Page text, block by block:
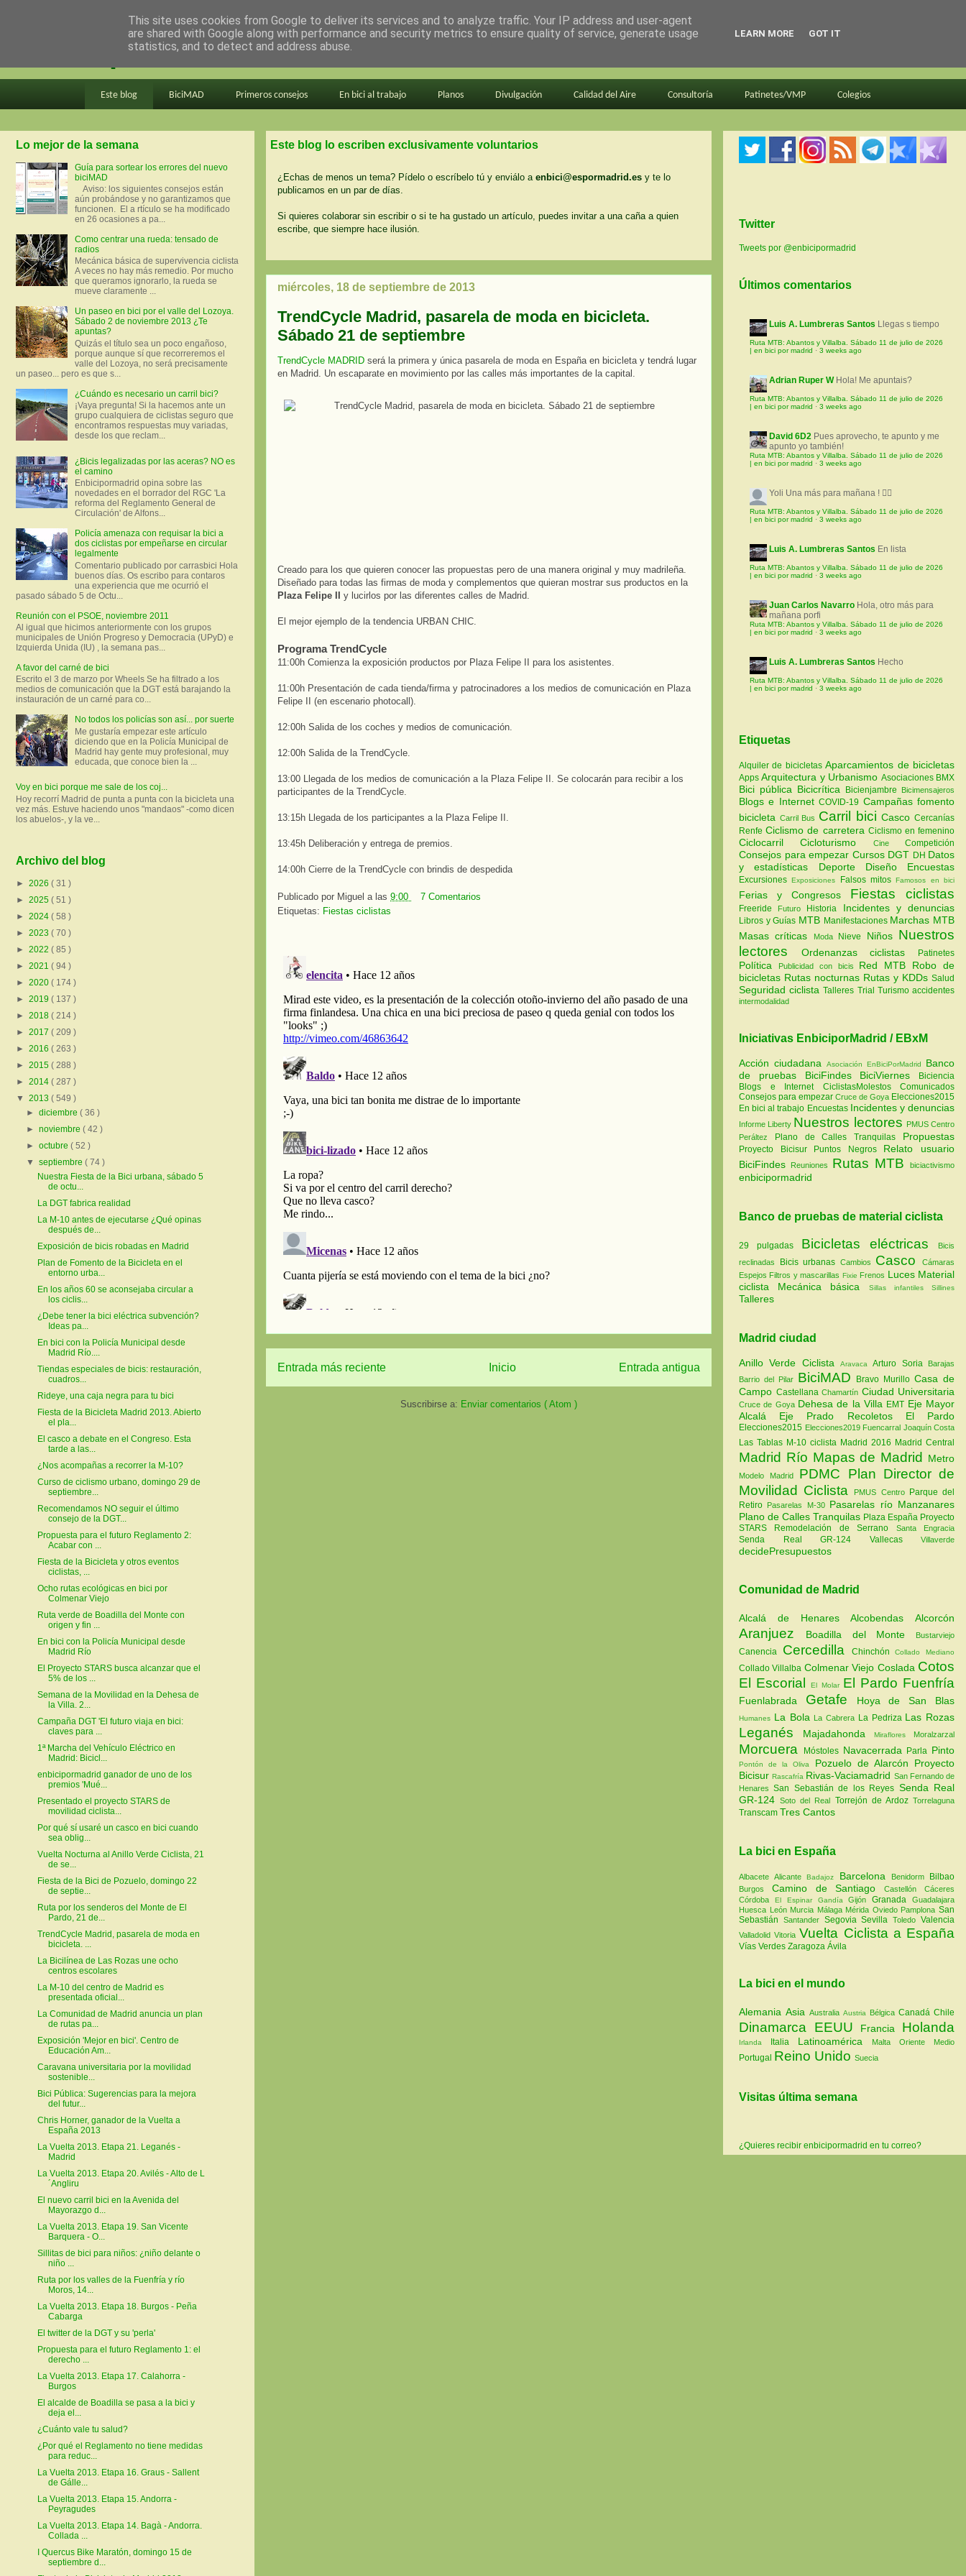
en bici por madrid
Este blog BiciMAD Primeros consejos En bici al trabajo Planos Divulgación Calidad del Aire Consultoría Patinetes/VMP Colegios
Este blog lo escriben exclusivamente voluntarios
¿Echas de menos un tema? Pídelo o escríbelo tú y enviálo a enbici@espormadrid.es y te lo
publicamos en un par de días.
Si quieres colaborar sin escribir o si te ha gustado un artículo, puedes invitar a una caña a quien
escribe, que siempre hace ilusión.
miércoles, 18 de septiembre de 2013
TrendCycle Madrid, pasarela de moda en bicicleta.
Sábado 21 de septiembre
TrendCycle MADRID será la primera y única pasarela de moda en España en bicicleta y tendrá lugar
en Madrid. Un escaparate en movimiento por las calles más importantes de la capital.
Creado para los que quieren conocer las propuestas pero de una manera original y muy madrileña.
Diseñado para todas las firmas de moda y complementos que quieran mostrar sus productos en la
Plaza Felipe II y lucirlos por las diferentes calles de Madrid.
El mejor ejemplo de la tendencia URBAN CHIC.
Programa TrendCycle
11:00h Comienza la exposición productos por Plaza Felipe II para los asistentes.
11:00h Presentación de cada tienda/firma y patrocinadores a los medios de comunicación en Plaza
Felipe II (en escenario photocall).
12:00h Salida de los coches y medios de comunicación.
12:00h Salida de la TrendCycle.
13:00 Llegada de los medios de comunicación a la Plaza Felipe II. Se colocarán para recibir a los
participantes de la TrendCycle.
13:15h Llegada de los participantes a la Plaza Felipe II.
13:45h Deliberación y entrega de premios.
14:00h Cierre de la TrendCycle con brindis de despedida
Publicado por Miguel a las 9:00
7 Comentarios
Etiquetas: Fiestas ciclistas
Entrada más reciente Entrada antigua
Inicio
Suscribirse a: Enviar comentarios ( Atom )
Lo mejor de la semana
Guía para sortear los errores del nuevo
biciMAD
Aviso: los siguientes consejos están
aún probándose y no garantizamos que
funcionen. El a rtículo se ha modificado
en 26 ocasiones a pa...
Como centrar una rueda: tensado de
radios
Mecánica básica de supervivencia ciclista
A veces no hay más remedio. Por mucho
que queramos ignorarlo, la rueda se
mueve claramente ...
Un paseo en bici por el valle del Lozoya.
Sábado 2 de noviembre 2013 ¿Te
apuntas?
Quizás el título sea un poco engañoso,
porque aunque sí que recorreremos el
valle del Lozoya, no será precisamente
un paseo... pero es que s...
¿Cuándo es necesario un carril bici?
¡Vaya pregunta! Si la hacemos ante un
grupo cualquiera de ciclistas seguro que
encontramos respuestas muy variadas,
desde los que reclam...
¿Bicis legalizadas por las aceras? NO es
el camino
Enbicipormadrid opina sobre las
novedades en el borrador del RGC 'La
reforma del Reglamento General de
Circulación' de Alfons...
Policía amenaza con requisar la bici a
dos ciclistas por empeñarse en circular
legalmente
Comentario publicado por carrasbici Hola
buenos días. Os escribo para contaros
una experiencia que me ocurrió el
pasado sábado 5 de Octu...
Reunión con el PSOE, noviembre 2011
Al igual que hicimos anteriormente con los grupos
municipales de Unión Progreso y Democracia (UPyD) e
Izquierda Unida (IU) , la semana pas...
A favor del carné de bici
Escrito el 3 de marzo por Wheels Se ha filtrado a los
medios de comunicación que la DGT está barajando la
instauración de un carné para co...
No todos los policías son así... por suerte
Me gustaría empezar este artículo
diciendo que en la Policía Municipal de
Madrid hay gente muy profesional, muy
educada, que conoce bien la ...
Voy en bici porque me sale de los coj...
Hoy recorrí Madrid de punta a punta con la bicicleta una
vez más. Estuve haciendo unos "mandaos" -como dicen
los abuelos-, y la ve...
Archivo del blog
► 2026 ( 31 )
► 2025 ( 51 )
► 2024 ( 58 )
► 2023 ( 70 )
► 2022 ( 85 )
► 2021 ( 94 )
► 2020 ( 174 )
► 2019 ( 137 )
► 2018 ( 214 )
► 2017 ( 209 )
► 2016 ( 263 )
► 2015 ( 288 )
► 2014 ( 287 )
▼ 2013 ( 549 )
►diciembre( 36 )
►noviembre( 42 )
►octubre( 52 )
▼septiembre( 74 )
Nuestra Fiesta de la Bici urbana, sábado 5
de octu...
La DGT fabrica realidad
La M-10 antes de ejecutarse ¿Qué opinas
después de...
Exposición de bicis robadas en Madrid
Plan de Fomento de la Bicicleta en el
entorno urba...
En los años 60 se aconsejaba circular a
los ciclis...
¿Debe tener la bici eléctrica subvención?
Ideas pa...
En bici con la Policía Municipal desde
Madrid Río....
Tiendas especiales de bicis: restauración,
cuadros...
Rideye, una caja negra para tu bici
Fiesta de la Bicicleta Madrid 2013. Abierto
el pla...
El casco a debate en el Congreso. Esta
tarde a las...
¿Nos acompañas a recorrer la M-10?
Curso de ciclismo urbano, domingo 29 de
septiembre...
Recomendamos NO seguir el último
consejo de la DGT...
Propuesta para el futuro Reglamento 2:
Acabar con ...
Fiesta de la Bicicleta y otros eventos
ciclistas, ...
Ocho rutas ecológicas en bici por
Colmenar Viejo
Ruta verde de Boadilla del Monte con
origen y fin ...
En bici con la Policía Municipal desde
Madrid Río
El Proyecto STARS busca alcanzar que el
5% de los ...
Semana de la Movilidad en la Dehesa de
la Villa. 2...
Campaña DGT 'El futuro viaja en bici:
claves para ...
1ª Marcha del Vehículo Eléctrico en
Madrid: Bicicl...
enbicipormadrid ganador de uno de los
premios 'Mué...
Presentado el proyecto STARS de
movilidad ciclista...
Por qué sí usaré un casco en bici cuando
sea oblig...
Vuelta Nocturna al Anillo Verde Ciclista, 21
de se...
Fiesta de la Bici de Pozuelo, domingo 22
de septie...
Ruta por los senderos del Monte de El
Pardo, 21 de...
TrendCycle Madrid, pasarela de moda en
bicicleta. ...
La Bicilínea de Las Rozas une ocho
centros escolares
La M-10 del centro de Madrid es
presentada oficial...
La Comunidad de Madrid anuncia un plan
de rutas pa...
Exposición 'Mejor en bici'. Centro de
Educación Am...
Caravana universitaria por la movilidad
sostenible...
Bici Pública: Sugerencias para la mejora
del futur...
Chris Horner, ganador de la Vuelta a
España 2013
La Vuelta 2013. Etapa 21. Leganés -
Madrid
La Vuelta 2013. Etapa 20. Avilés - Alto de L
´Angliru
El nuevo carril bici en la Avenida del
Mayorazgo d...
La Vuelta 2013. Etapa 19. San Vicente
Barquera - O...
Sillitas de bici para niños: ¿niño delante o
niño ...
Ruta por los valles de la Fuenfría y río
Moros, 14...
La Vuelta 2013. Etapa 18. Burgos - Peña
Cabarga
El twitter de la DGT y su 'perla'
Propuesta para el futuro Reglamento 1: el
derecho ...
La Vuelta 2013. Etapa 17. Calahorra -
Burgos
El alcalde de Boadilla se pasa a la bici y
deja el...
¿Cuánto vale tu salud?
¿Por qué el Reglamento no tiene medidas
para reduc...
La Vuelta 2013. Etapa 16. Graus - Sallent
de Gálle...
La Vuelta 2013. Etapa 15. Andorra -
Peyragudes
La Vuelta 2013. Etapa 14. Bagà - Andorra.
Collada ...
I Quercus Bike Maratón, domingo 15 de
septiembre d...
Twitter
Tweets por @enbicipormadrid
Últimos comentarios
Luis A. Lumbreras Santos Llegas s tiempo
Ruta MTB: Abantos y Villalba. Sábado 11 de julio de 2026
| en bici por madrid · 3 weeks ago
Adrian Ruper W Hola! Me apuntais?
Ruta MTB: Abantos y Villalba. Sábado 11 de julio de 2026
| en bici por madrid · 3 weeks ago
David 6D2 Pues aprovecho, te apunto y me
apunto yo también!
Ruta MTB: Abantos y Villalba. Sábado 11 de julio de 2026
| en bici por madrid · 3 weeks ago
Yoli Una más para mañana ! 🚵‍♀️
Ruta MTB: Abantos y Villalba. Sábado 11 de julio de 2026
| en bici por madrid · 3 weeks ago
Luis A. Lumbreras Santos En lista
Ruta MTB: Abantos y Villalba. Sábado 11 de julio de 2026
| en bici por madrid · 3 weeks ago
Juan Carlos Navarro Hola, otro más para
mañana porfi
Ruta MTB: Abantos y Villalba. Sábado 11 de julio de 2026
| en bici por madrid · 3 weeks ago
Luis A. Lumbreras Santos Hecho
Ruta MTB: Abantos y Villalba. Sábado 11 de julio de 2026
| en bici por madrid · 3 weeks ago
Etiquetas
Alquiler de bicicletasAparcamientos de bicicletas
AppsArquitectura y Urbanismo Asociaciones BMX
Bici pública Bicicrítica Bicienjambre Bicimensajeros
Blogs e InternetCOVID-19 Campañas fomento
bicicleta Carril Bus Carril biciCascoCercanías
RenfeCiclismo de carretera Ciclismo en femenino
CiclocarrilCicloturismo CineCompetición
Consejos para empezar Cursos DGT DH Datos
y estadísticas Deporte Diseño Encuestas
ExcursionesExposiciones Falsos mitosFamosos en bici
Ferias y Congresos Fiestas ciclistas
Freeride Futuro Historia Incidentes y denuncias
Libros y Guías MTB Manifestaciones Marchas MTB
Masas críticas
Moda Nieve Niños Nuestros
lectores
Ordenanzas ciclistas Patinetes
Política Publicidad con bicis Red MTB Robo de
bicicletas Rutas nocturnas Rutas y KDDs Salud
Seguridad ciclistaTalleres Trial Turismoaccidentes
intermodalidad
Iniciativas EnbiciporMadrid / EBxM
Acción ciudadana Asociación EnBiciPorMadrid
Banco
de pruebas
BiciFindes BiciViernes
Biciencia
Blogs e Internet
CiclistasMolestos
Comunicados
Consejos para empezar Cruce de Goya Elecciones2015
En bici al trabajo Encuestas Incidentes y denuncias
Informe Liberty Nuestros lectores
PMUS Centro
Peráltez
Plano de Calles Tranquilas Propuestas
Proyecto Bicisur Puntos Negros
Relato usuario
BiciFindes
Reuniones Rutas MTB biciactivismo
enbicipormadrid
Banco de pruebas de material ciclista
29 pulgadas Bicicletas eléctricas
Bicis
reclinadas
Bicis urbanas Cambios Casco
Cámaras
Espejos Filtros y mascarillas Fixie Frenos Luces Material
ciclista
Mecánica básica Sillas infantiles Sillines
Talleres
Madrid ciudad
Anillo Verde Ciclista AravacaArturo Soria
Barajas
Barrio del Pilar BiciMAD Bravo MurilloCasa de
Campo Castellana Chamartín Ciudad Universitaria
Cruce de Goya Dehesa de la Villa EMT Eje Mayor
Alcalá Eje Prado Recoletos El Pardo
Elecciones2015 Elecciones2019 Fuencarral Joaquín Costa
Las Tablas M-10 ciclista Madrid 2016 Madrid Central
Madrid Río Mapas de Madrid Metro
Modelo Madrid PDMC Plan Director de
Movilidad Ciclista
PMUS Centro Parque del
Retiro Pasarelas M-30 Pasarelas río Manzanares
Plano de Calles Tranquilas Plaza España Proyecto
STARS Remodelación de Serrano Santa Engracia
Senda Real GR-124 Vallecas Villaverde
decidePresupuestos
Comunidad de Madrid
Alcalá de HenaresAlcobendas Alcorcón
Aranjuez Boadilla del Monte Bustarviejo
Canencia Cercedilla ChinchónCollado Mediano
Collado Villalba Colmenar Viejo Coslada Cotos
El EscorialEl Molar El Pardo Fuenfría
Fuenlabrada Getafe Hoya de San Blas
Humanes La Bola La Cabrera La Pedriza Las Rozas
Leganés Majadahonda Miraflores Moralzarzal
Morcuera Móstoles Navacerrada Parla Pinto
Pontón de la Oliva Pozuelo de Alarcón Proyecto
BicisurRascafría Rivas-Vaciamadrid San Fernando de
HenaresSan Sebastián de los Reyes Senda Real
GR-124Soto del Real Torrejón de ArdozTorrelaguna
Transcam Tres Cantos
La bici en España
AlbaceteAlicanteBadajoz Barcelona Benidorm Bilbao
Burgos Camino de SantiagoCastellónCáceres
Córdoba El Espinar GandíaGijónGranadaGuadalajara
Huesca León Murcia Málaga Mérida Oviedo PamplonaSan
Sebastián Santander SegoviaSevillaToledoValencia
ValladolidVitoria Vuelta Ciclista a España
Vías Verdes Zaragoza Ávila
La bici en el mundo
Alemania Asia Australia Austria Bélgica Canadá Chile
Dinamarca EEUU Francia Holanda
Irlanda Italia Latinoamérica Malta Oriente Medio
Portugal Reino Unido Suecia
Visitas última semana
¿Quieres recibir enbicipormadrid en tu correo?
This site uses cookies from Google to deliver its services and to analyze traffic. Your IP address and user-agent
are shared with Google along with performance and security metrics to ensure quality of service, generate usage
statistics, and to detect and address abuse.
LEARN MORE GOT IT